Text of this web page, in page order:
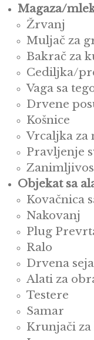
Magaza/
Žrvanj
Muljač za
Bakrač za
Cediljka/
Vaga sa
Drvene
Košnice
Vrcaljka za
Pravljenje
Objekat sa
Kovačnica
Nakovanj
Plug
Ralo
Drvena
Alati za
Testere
Samar
Krunjači